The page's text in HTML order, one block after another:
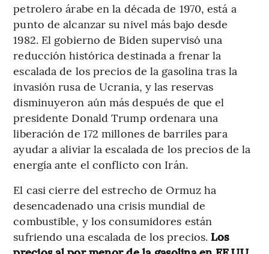
petrolero árabe en la década de 1970, está a
punto de alcanzar su nivel más bajo desde
1982. El gobierno de Biden supervisó una
reducción histórica destinada a frenar la
escalada de los precios de la gasolina tras la
invasión rusa de Ucrania, y las reservas
disminuyeron aún más después de que el
presidente Donald Trump ordenara una
liberación de 172 millones de barriles para
ayudar a aliviar la escalada de los precios de la
energía ante el conflicto con Irán.
El casi cierre del estrecho de Ormuz ha
desencadenado una crisis mundial de
combustible, y los consumidores están
sufriendo una escalada de los precios. Los